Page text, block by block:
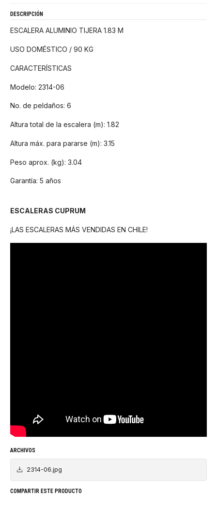
DESCRIPCIÓN
ESCALERA ALUMINIO TIJERA 1.83 M
USO DOMÉSTICO / 90 KG
CARACTERÍSTICAS
Modelo: 2314-06
No. de peldaños: 6
Altura total de la escalera (m): 1.82
Altura máx. para pararse (m): 3.15
Peso aprox. (kg): 3.04
Garantía: 5 años
ESCALERAS CUPRUM
¡LAS ESCALERAS MÁS VENDIDAS EN CHILE!
ARCHIVOS
2314-06.jpg
COMPARTIR ESTE PRODUCTO